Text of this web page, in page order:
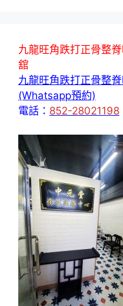
九龍旺角跌打正骨整
舘
九龍旺角跌打正骨整
(Whatsapp預約)
電話： 852-28021198